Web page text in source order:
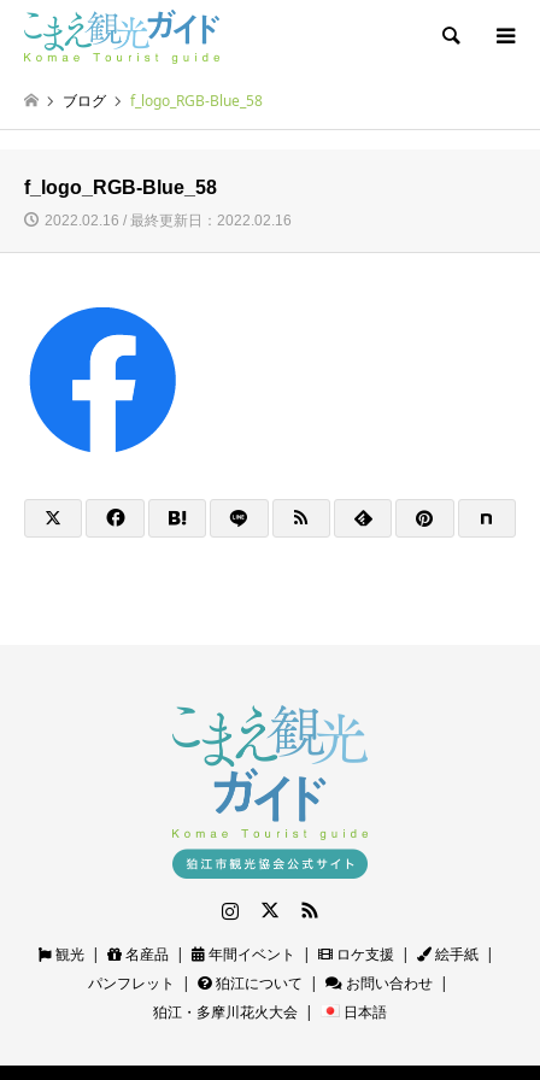
検索
ブログ f_logo_RGB-Blue_58
f_logo_RGB-Blue_58
2022.02.16 / 最終更新日：2022.02.16
観光 名産品 年間イベント ロケ支援
絵手紙
パンフレット
狛江について
お問い合わせ
狛江・多摩川花火大会
日本語